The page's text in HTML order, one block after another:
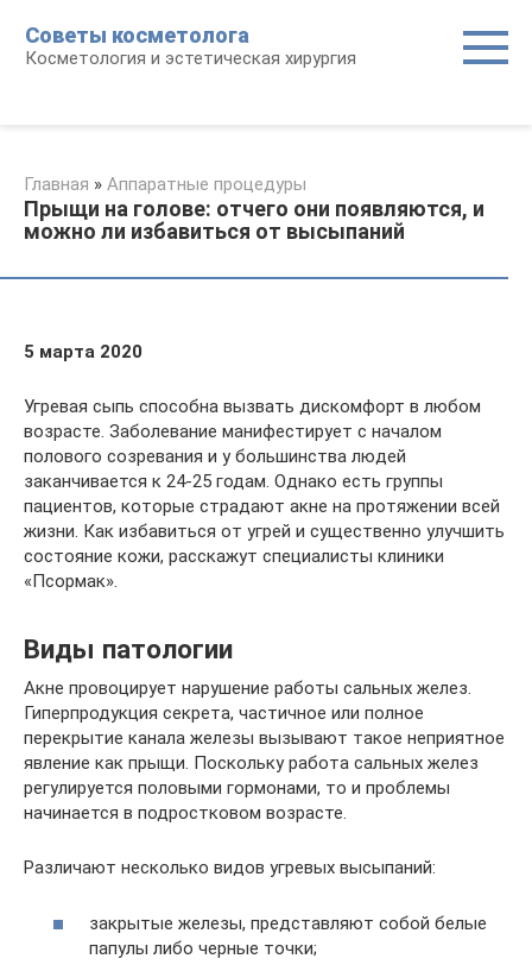
контенту
Советы косметолога
Косметология и эстетическая хирургия
Главная » Аппаратные процедуры
Прыщи на голове: отчего они появляются, и
можно ли избавиться от высыпаний
5 марта 2020
Угревая сыпь способна вызвать дискомфорт в любом
возрасте. Заболевание манифестирует с началом
полового созревания и у большинства людей
заканчивается к 24-25 годам. Однако есть группы
пациентов, которые страдают акне на протяжении всей
жизни. Как избавиться от угрей и существенно улучшить
состояние кожи, расскажут специалисты клиники
«Псормак».
Виды патологии
Акне провоцирует нарушение работы сальных желез.
Гиперпродукция секрета, частичное или полное
перекрытие канала железы вызывают такое неприятное
явление как прыщи. Поскольку работа сальных желез
регулируется половыми гормонами, то и проблемы
начинается в подростковом возрасте.
Различают несколько видов угревых высыпаний:
закрытые железы, представляют собой белые
папулы либо черные точки;